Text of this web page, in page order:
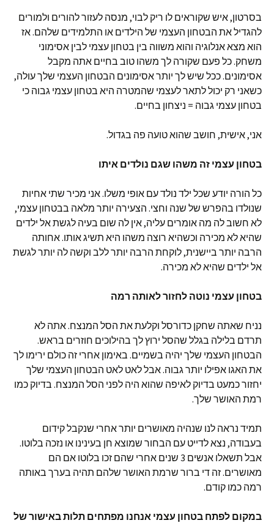
בסרטון, איש שקוראים לו ריק לבוי, מנסה לעזור להורים ולמורים
להגדיל את הבטחון העצמי של הילדים או התלמידים שלהם. אז
הוא מצא אנלוגיה והוא משווה בין בטחון עצמי לבין אסימוני
משחק. כל פעם שקורה לך משהו טוב בחיים אתה מקבל
אסימונים. ככל שיש לך יותר אסימונים הבטחון העצמי שלך עולה,
כשאני רק יכול לתאר לעצמי שהמטרה היא בטחון עצמי גבוה כי
בטחון עצמי גבוה = ניצחון בחיים.
אני, אישית, חושב שהוא טועה פה בגדול.
בטחון עצמי זה משהו שגם נולדים איתו
כל הורה יודע שכל ילד נולד עם אופי משלו. אני מכיר שתי אחיות
שנולדו בהפרש של שנה וחצי. הצעירה יותר מלאה בבטחון עצמי,
לא חשוב לה מה אומרים עליה, אין לה שום בעיה לגשת אל ילדים
שהיא לא מכירה וכשהיא רוצה משהו היא תשיג אותו. אחותה
הרבה יותר ביישנית, לוקחת הרבה יותר ללב וקשה לה יותר לגשת
אל ילדים שהיא לא מכירה.
בטחון עצמי נוטה לחזור לאותה רמה
נניח שאתה שחקן כדורסל וקלעת את הסל המנצח. אתה לא
תרדם בלילה בגלל שהסל ירוץ לך בהילוכים חוזרים בראש.
הבטחון העצמי שלך יהיה בשמיים. באימון אחרי זה כולם ירימו לך
את האגו אפילו יותר גבוה. אבל לאט לאט הבטחון העצמי שלך
יחזור כמעט בדיוק לאיפה שהוא היה לפני הסל המנצח. בדיוק כמו
רמת האושר שלך.
תמיד נראה לנו שנהיה מאושרים יותר אחרי שנקבל קידום
בעבודה, נצא לדייט עם הבחור שמוצא חן בעינינו או נזכה בלוטו.
אבל תשאלו אנשים 3 שנים אחרי שהם זכו בלוטו אם הם
מאושרים. זה די ברור שרמת האושר שלהם תהיה בערך באותה
רמה כמו קודם.
במקום לפתח בטחון עצמי אנחנו מפתחים תלות באישור של